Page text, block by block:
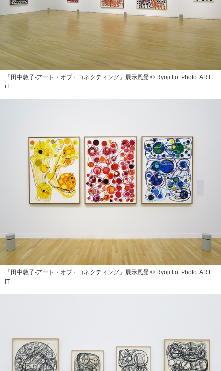
『田中敦子‐アート・オブ・コネクティング』展示風景 © Ryoji Ito. Photo: ART
iT
『田中敦子‐アート・オブ・コネクティング』展示風景 © Ryoji Ito. Photo: ART
iT